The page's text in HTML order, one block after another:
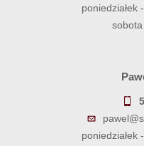
poniedziałek
poniedziałek